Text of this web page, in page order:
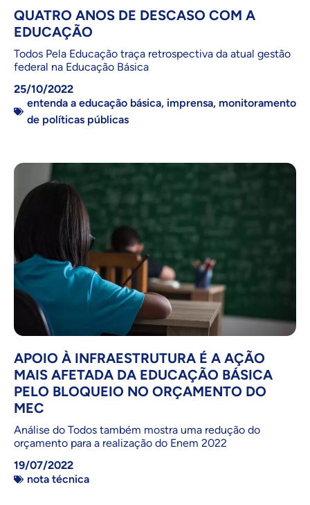
QUATRO ANOS DE DESCASO COM A
EDUCAÇÃO
Todos Pela Educação traça retrospectiva da atual gestão
federal na Educação Básica
25/10/2022
entenda a educação básica, imprensa, monitoramento
de políticas públicas
APOIO À INFRAESTRUTURA É A AÇÃO
MAIS AFETADA DA EDUCAÇÃO BÁSICA
PELO BLOQUEIO NO ORÇAMENTO DO
MEC
Análise do Todos também mostra uma redução do
orçamento para a realização do Enem 2022
19/07/2022
nota técnica